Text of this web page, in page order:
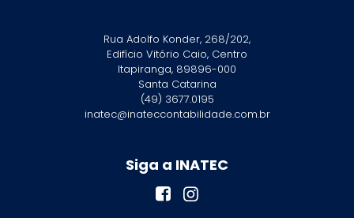
Rua Adolfo Konder, 268/202,
Edifício Vitório Caio, Centro
Itapiranga, 89896-000
Santa Catarina
(49) 3677.0195
inatec@inateccontabilidade.com.br
Siga a INATEC